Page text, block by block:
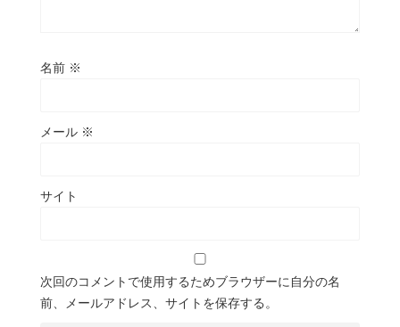
名前 ※
メール ※
サイト
次回のコメントで使用するためブラウザーに自分の名
前、メールアドレス、サイトを保存する。